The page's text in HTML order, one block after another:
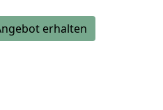
erhalten